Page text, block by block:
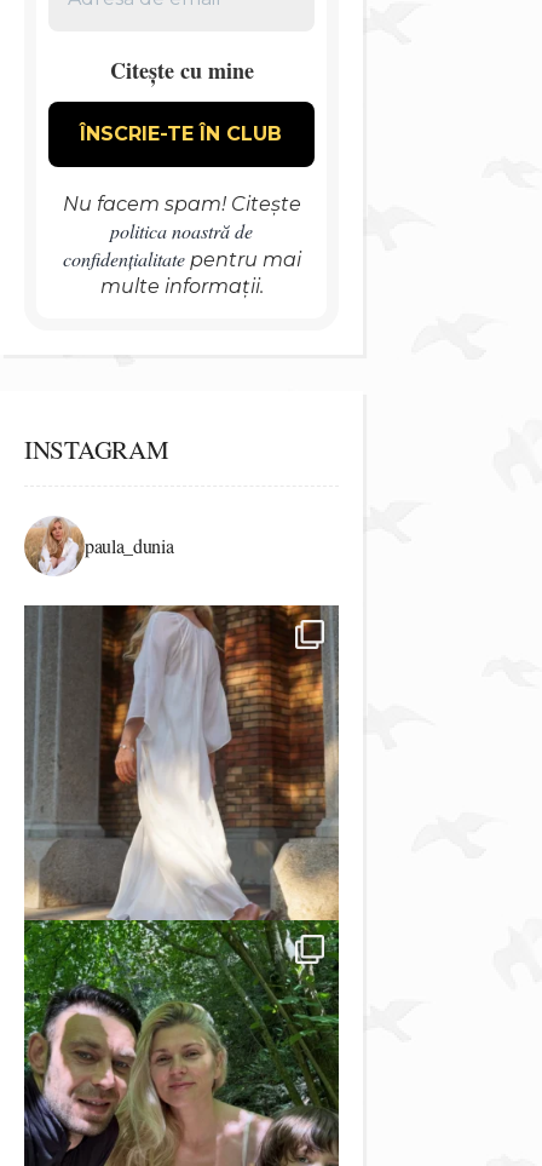
Citește cu mine
Nu facem spam! Citește
politica noastră de
confidențialitatepentru mai
multe informații.
INSTAGRAM
paula_dunia